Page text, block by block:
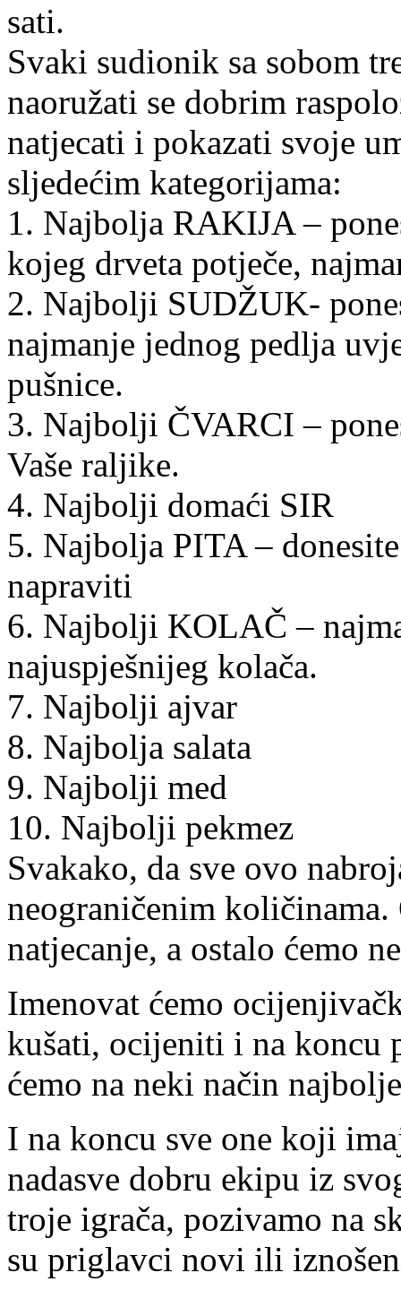
sati.
Svaki sudionik sa sobom
naoružati se dobrim
natjecati i pokazati svoje
sljedećim kategorijama:
1. Najbolja RAKIJA –
kojeg drveta potječe,
2. Najbolji SUDŽUK-
najmanje jednog pedlja
pušnice.
3. Najbolji ČVARCI –
Vaše raljike.
4. Najbolji domaći SIR
5. Najbolja PITA –
napraviti
6. Najbolji KOLAČ –
najuspješnijeg kolača.
7. Najbolji ajvar
8. Najbolja salata
9. Najbolji med
10. Najbolji pekmez
Svakako, da sve ovo
neograničenim
natjecanje, a ostalo ćemo
Imenovat ćemo
kušati, ocijeniti i na koncu
ćemo na neki način
I na koncu sve one koji
nadasve dobru ekipu iz
troje igrača, pozivamo na
su priglavci novi ili